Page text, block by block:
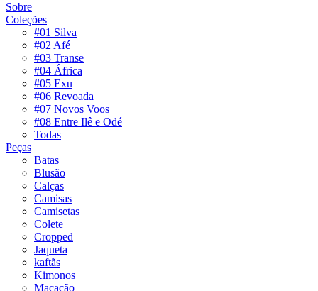
Sobre
Coleções
#01 Silva
#02 Afé
#03 Transe
#04 África
#05 Exu
#06 Revoada
#07 Novos Voos
#08 Entre Ilê e Odé
Todas
Peças
Batas
Blusão
Calças
Camisas
Camisetas
Colete
Cropped
Jaqueta
kaftãs
Kimonos
Macacão